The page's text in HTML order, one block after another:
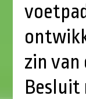
zin van
Besluit